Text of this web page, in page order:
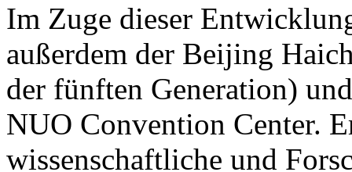
Im Zuge dieser
außerdem der Beijing
der fünften Generation)
NUO Convention Center.
wissenschaftliche und